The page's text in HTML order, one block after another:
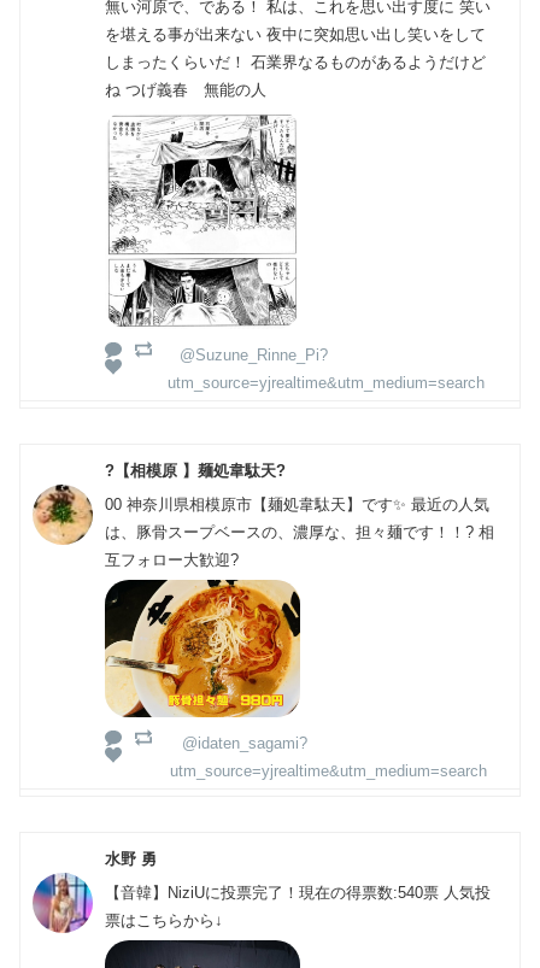
無い河原で、である！ 私は、これを思い出す度に 笑い
を堪える事が出来ない 夜中に突如思い出し笑いをして
しまったくらいだ！ 石業界なるものがあるようだけど
ね つげ義春 無能の人
@Suzune_Rinne_Pi?
utm_source=yjrealtime&utm_medium=search
?【相模原 】麺処韋駄天?
00 神奈川県相模原市【麺処韋駄天】です✨ 最近の人気
は、豚骨スープベースの、濃厚な、担々麺です！！? 相
互フォロー大歓迎?
@idaten_sagami?
utm_source=yjrealtime&utm_medium=search
水野 勇
【音韓】NiziUに投票完了！現在の得票数:540票 人気投
票はこちらから↓